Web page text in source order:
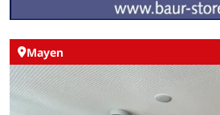
Mayen